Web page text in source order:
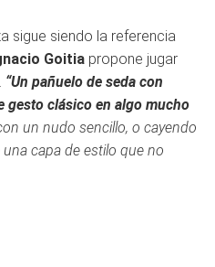
sigue siendo la referencia
Goitia propone jugar
“Un pañuelo de seda con
gesto clásico en algo mucho
un nudo sencillo, o cayendo
capa de estilo que no